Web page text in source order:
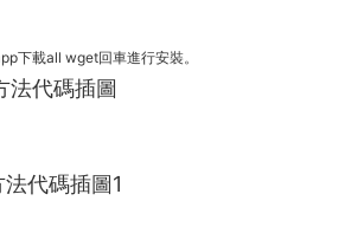
下載all wget回車進行安裝。